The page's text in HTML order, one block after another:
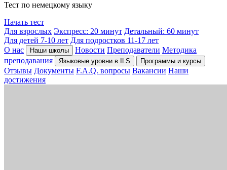
Тест по немецкому языку
Начать тест
Для взрослых Экспресс: 20 минут Детальный: 60 минут
Для детей 7-10 лет Для подростков 11-17 лет
О нас
Наши школы Новости Преподаватели Методика
преподавания
Языковые уровни в ILS Программы и курсы
Отзывы Документы F.A.Q. вопросы Вакансии Наши
достижения